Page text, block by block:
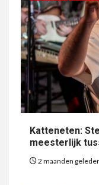
Katteneten:
meesterlijk
2 maanden